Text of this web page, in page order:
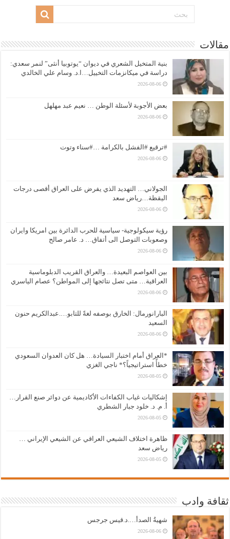
مقالات
بنية المتخيل الشعري في ديوان “يوتوبيا أنثى” لنمر سعدي:
دراسة في ميكانزمات التخييل…ا.د. وسام علي الخالدي
2026-08-06
بعض الأجوبة لأسئلة الوطن … نعيم عبد مهلهل
2026-08-06
#ترقيع #الفشل بالكرامة …#سناء وتوت
2026-08-06
الجولاني… التهديد الذي يفرض على العراق أقصى درجات
اليقظة…رياض سعد
2026-08-06
رؤية سيكولوجية- سياسية للحرب الدائرة بين امريكا وايران
وصعوبات التوصل الى أتفاق… د. عامر صالح
2026-08-06
بين العواصم البعيدة… والعراق القريب الدبلوماسية
العراقية… متى تصل نتائجها إلى المواطن؟ عصام الياسري
2026-08-06
البارانورمال: الخارق بوصفه لغةً للتابو….عبدالكريم حنون
السعيد
2026-08-06
*العراق أمام اختبار السيادة… هل كان العدوان السعودي
خطأً استراتيجياً؟* ناجي الغزي
2026-08-05
إشكاليات غياب الكفاءات الأكاديمية عن دوائر صنع القرار…
أ. م. د. خلود جبار الشطري
2026-08-05
ظاهرة اختلاف الشيعي العراقي عن الشيعي الإيراني …
رياض سعد
2026-08-05
ثقافة وادب
شهيةُ الصدأ….د.قيس جرجس
2026-08-06